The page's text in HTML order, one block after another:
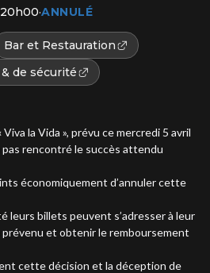
20h00·ANNULÉ
Bar et Restauration
de sécurité
la Vida », prévu ce mercredi 5 avril
pas rencontré le succès attendu
économiquement d’annuler cette
leurs billets peuvent s’adresser à leur
et obtenir le remboursement
cette décision et la déception de